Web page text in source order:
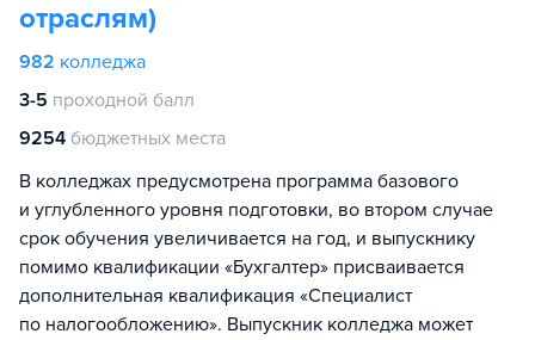
отраслям)
982 колледжа
3-5 проходной балл
9254 бюджетных места
В колледжах предусмотрена программа базового
и углубленного уровня подготовки, во втором случае
срок обучения увеличивается на год, и выпускнику
помимо квалификации «Бухгалтер» присваивается
дополнительная квалификация «Специалист
по налогообложению». Выпускник колледжа может